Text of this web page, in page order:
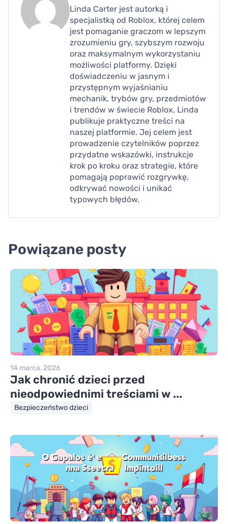
Linda Carter jest autorką i
specjalistką od Roblox, której celem
jest pomaganie graczom w lepszym
zrozumieniu gry, szybszym rozwoju
oraz maksymalnym wykorzystaniu
możliwości platformy. Dzięki
doświadczeniu w jasnym i
przystępnym wyjaśnianiu
mechanik, trybów gry, przedmiotów
i trendów w świecie Roblox, Linda
publikuje praktyczne treści na
naszej platformie. Jej celem jest
prowadzenie czytelników poprzez
przydatne wskazówki, instrukcje
krok po kroku oraz strategie, które
pomagają poprawić rozgrywkę,
odkrywać nowości i unikać
typowych błędów.
Powiązane posty
14 marca, 2026
Jak chronić dzieci przed
nieodpowiednimi treściami w ...
Bezpieczeństwo dzieci